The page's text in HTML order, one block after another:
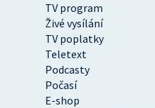
TV program
Živé vysílání
TV poplatky
Teletext
Podcasty
Počasí
E-shop